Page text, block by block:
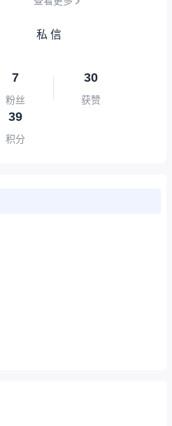
私 信
7
粉丝
30
获赞
39
积分